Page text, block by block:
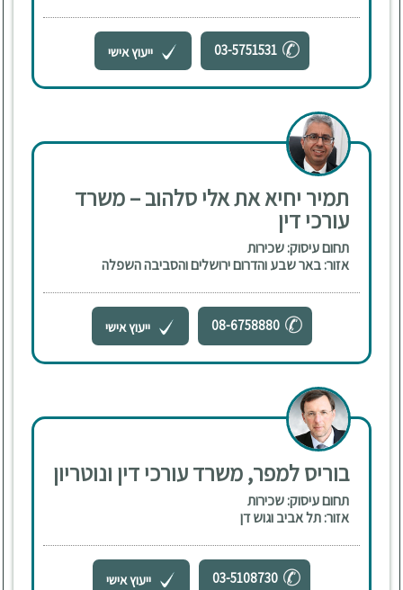
03-5751531 ייעוץ אישי
תמיר יחיא את אלי סלהוב – משרד
עורכי דין
תחום עיסוק: שכירות
אזור: באר שבע והדרום ירושלים והסביבה השפלה
08-6758880 ייעוץ אישי
בוריס למפר, משרד עורכי דין ונוטריון
תחום עיסוק: שכירות
אזור: תל אביב וגוש דן
03-5108730 ייעוץ אישי